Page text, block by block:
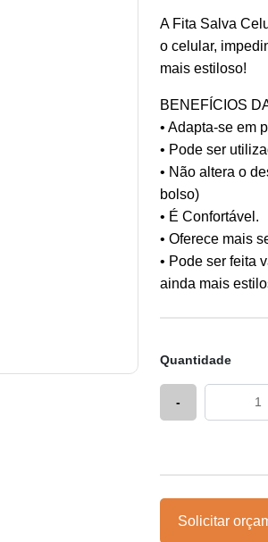
A Fita Salva
o celular,
mais estiloso!
BENEFÍCIOS
• Adapta-se em
• Pode ser
• Não altera o
bolso)
• É Confortável.
• Oferece mais
• Pode ser feita
ainda mais
Quantidade
-
Solicitar